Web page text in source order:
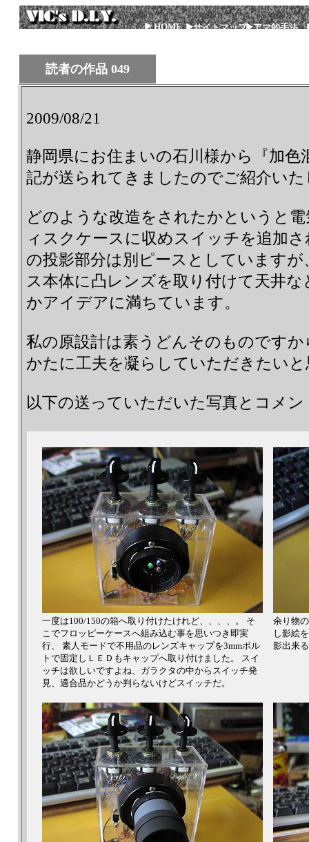
HOME サイトマップ アマ的手法
読者の作品 049
2009/08/21
静岡県にお住まいの石川様から『加色
記が送られてきましたのでご紹介い
どのような改造をされたかというと
ィスクケースに収めスイッチを追加
の投影部分は別ピースとしています
ス本体に凸レンズを取り付けて天井
かアイデアに満ちています。
私の原設計は素うどんそのものです
かたに工夫を凝らしていただきたい
以下の送っていただいた写真とコメ
一度は100/150の箱へ取り付けたけれど、、、、。 そ
こでフロッピーケースへ組み込む事を思いつき即実
行、 素人モードで不用品のレンズキャップを3mmボル
トで固定しＬＥＤもキャップへ取り付けました。 スイ
ッチは欲しいですよね、ガラクタの中からスイッチ発
見、適合品かどうか判らないけどスイッチだ。
余り物
し影絵
影出来